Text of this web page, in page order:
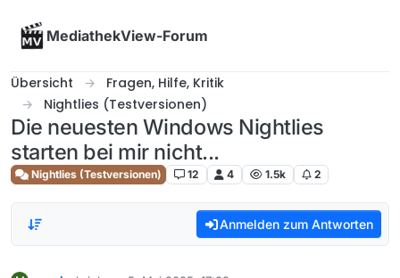
MediathekView-Forum
Übersicht
Fragen, Hilfe, Kritik
Nightlies (Testversionen)
Die neuesten Windows Nightlies
starten bei mir nicht...
Nightlies (Testversionen) 12 4 1.5k 2
Anmelden zum Antworten